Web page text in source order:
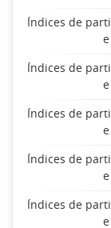
Índices de
Índices de
Índices de
Índices de
Índices de